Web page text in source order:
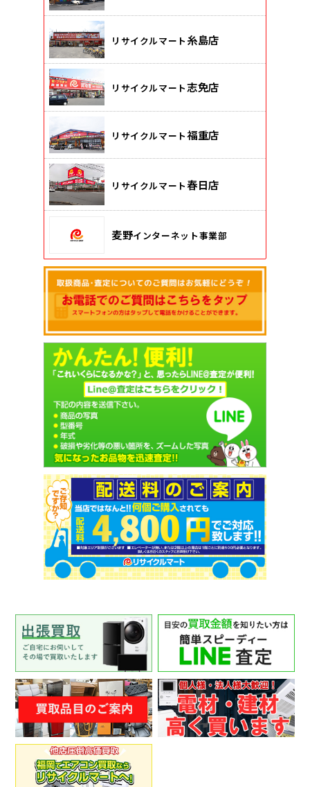
リサイクルマート 糸島店
リサイクルマート志免店
リサイクルマート福重店
リサイクルマート春日店
麦野インターネット事業部